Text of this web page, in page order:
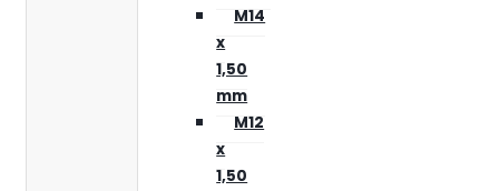
M14
x
1,50
mm
M12
x
1,50